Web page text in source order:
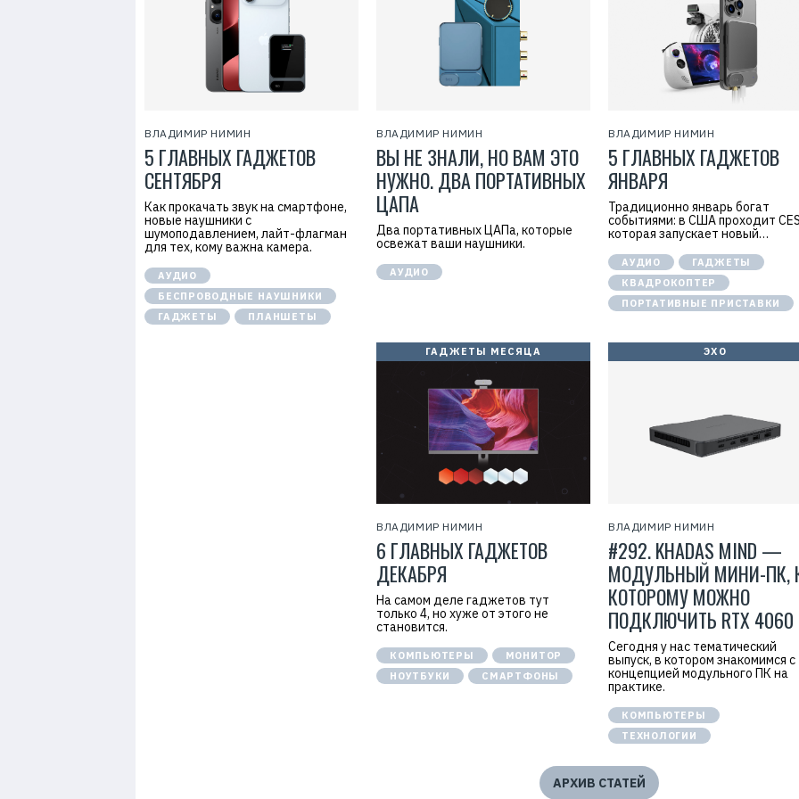
ВЛАДИМИР НИМИН
5 ГЛАВНЫХ ГАДЖЕТОВ
СЕНТЯБРЯ
Как прокачать звук на смартфоне,
новые наушники с
шумоподавлением, лайт-флагман
для тех, кому важна камера.
АУДИО
БЕСПРОВОДНЫЕ НАУШНИКИ
ГАДЖЕТЫ
ПЛАНШЕТЫ
ВЛАДИМИР НИМИН
ВЫ НЕ ЗНАЛИ, НО ВАМ ЭТО
НУЖНО. ДВА ПОРТАТИВНЫХ
ЦАПА
Два портативных ЦАПа, которые
освежат ваши наушники.
АУДИО
ВЛАДИМИР НИМИН
5 ГЛАВНЫХ ГАДЖЕТОВ
ЯНВАРЯ
Традиционно январь богат
событиями: в США проходит
которая запускает новый…
АУДИО
ГАДЖЕТЫ
КВАДРОКОПТЕР
ПОРТАТИВНЫЕ ПРИСТАВКИ
ГАДЖЕТЫ МЕСЯЦА
ВЛАДИМИР НИМИН
6 ГЛАВНЫХ ГАДЖЕТОВ
ДЕКАБРЯ
На самом деле гаджетов тут
только 4, но хуже от этого не
становится.
КОМПЬЮТЕРЫ
МОНИТОР
НОУТБУКИ
СМАРТФОНЫ
ЭХО
ВЛАДИМИР НИМИН
#292. KHADAS MIND —
МОДУЛЬНЫЙ МИНИ-ПК,
КОТОРОМУ МОЖНО
ПОДКЛЮЧИТЬ RTX 4060
Сегодня у нас тематический
выпуск, в котором знакомимся с
концепцией модульного ПК на
практике.
КОМПЬЮТЕРЫ
ТЕХНОЛОГИИ
АРХИВ СТАТЕЙ